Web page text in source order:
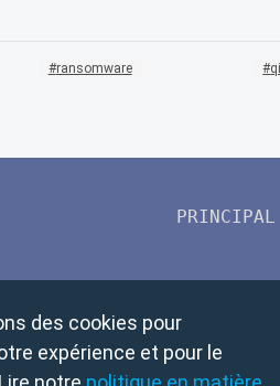
ransomware
PRINCIPAL
des cookies pour
expérience et pour le